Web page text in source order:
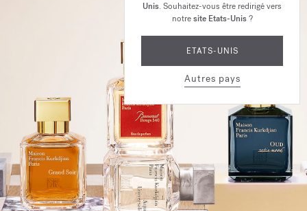
Unis. Souhaitez-vous être redirigé vers
notresite Etats-Unis?
ETATS-UNIS
Autres pays